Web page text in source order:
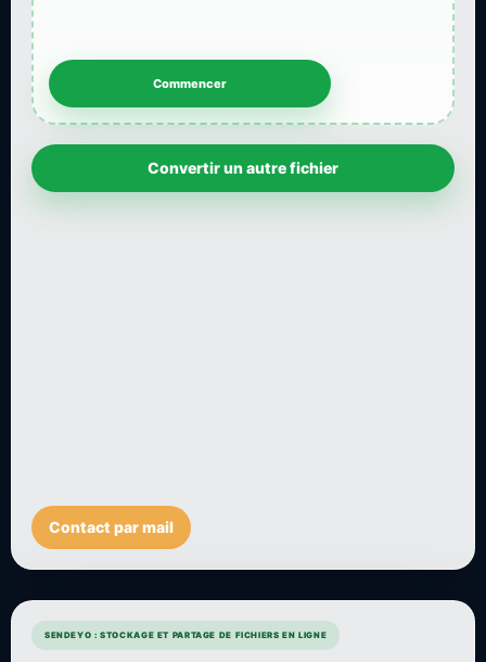
Convertir un autre fichier
Contact par mail
SENDEYO : STOCKAGE ET PARTAGE DE FICHIERS EN LIGNE